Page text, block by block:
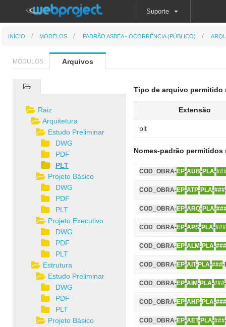
Suporte
INÍCIO MODELOS PADRÃO ASBEA - OCORRÊNCIA (PÚBLICO)
MÓDULOS: Arquivos
Tipo de arquivo permitido
Extensão
plt
Nomes-padrão permitidos
COD_OBRA-EP-AUB-PLA-
COD_OBRA-EP-ATP-PLA-###
COD_OBRA-EP-ARQ-PLA-
COD_OBRA-EP-APS-PLA-###
COD_OBRA-EP-ALM-PLA-###
COD_OBRA-EP-AIT-PLA-###-
COD_OBRA-EP-AIM-PLA-###
COD_OBRA-EP-AHP-PLA-###
COD_OBRA-EP-AET-PLA-###
Raiz
Arquitetura
Estudo Preliminar
DWG
PDF
PLT
Projeto Básico
DWG
PDF
PLT
Projeto Executivo
DWG
PDF
PLT
Estrutura
Estudo Preliminar
DWG
PDF
PLT
Projeto Básico